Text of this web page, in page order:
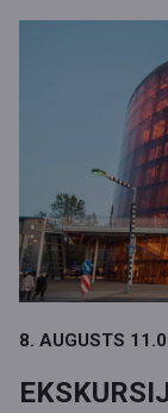
8. AUGUSTS